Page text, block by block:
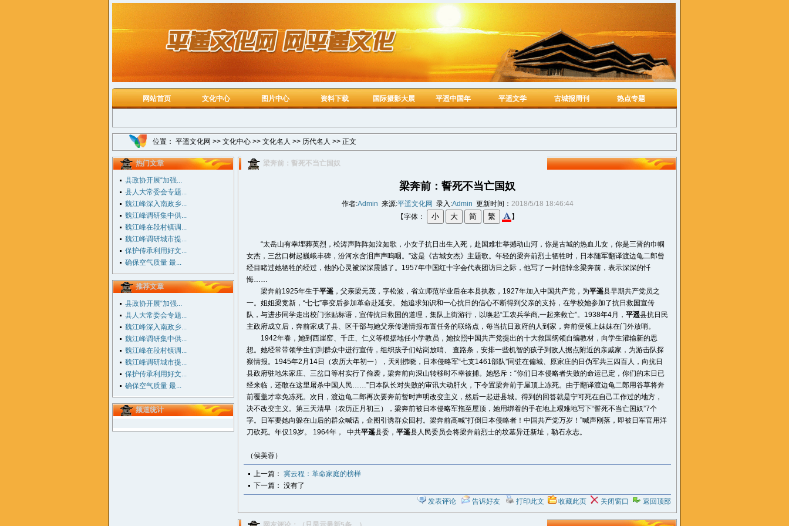
网站首页 文化中心 图片中心 资料下载 国际摄影大展 平遥中国年 平遥文学 古城报周刊 热点专题
位置： 平遥文化网 >> 文化中心 >> 文化名人 >> 历代名人 >> 正文
热门文章
县政协开展“加强...
县人大常委会专题...
魏江峰深入南政乡...
魏江峰调研集中供...
魏江峰在段村镇调...
魏江峰调研城市提...
保护传承利用好文...
确保空气质量 最...
推荐文章
县政协开展“加强...
县人大常委会专题...
魏江峰深入南政乡...
魏江峰调研集中供...
魏江峰在段村镇调...
魏江峰调研城市提...
保护传承利用好文...
确保空气质量 最...
频道统计
梁奔前：誓死不当亡国奴
梁奔前：誓死不当亡国奴
作者:Admin 来源:平遥文化网 录入:Admin 更新时间： 2018/5/18 18:46:44
【字体：
】
“太岳山有幸埋葬英烈，松涛声阵阵如泣如歌，小女子抗日出生入死，赴国难壮举撼动山河，你是古城的热血儿女，你是三晋的巾帼
女杰，三岔口树起巍峨丰碑，汾河水含泪声声呜咽。”这是《古城女杰》主题歌。年轻的梁奔前烈士牺牲时，日本随军翻译渡边龟二郎曾
经目睹过她牺牲的经过，他的心灵被深深震撼了。1957年中国红十字会代表团访日之际，他写了一封信悼念梁奔前，表示深深的忏
悔……
梁奔前1925年生于平遥 ，父亲梁元茂，字松波，省立师范毕业后在本县执教，1927年加入中国共产党，为平遥县早期共产党员之
一。姐姐梁竞新，“七七”事变后参加革命赴延安。 她追求知识和一心抗日的信心不断得到父亲的支持，在学校她参加了抗日救国宣传
队，与进步同学走出校门张贴标语，宣传抗日救国的道理，集队上街游行，以唤起“工农兵学商,一起来救亡”。1938年4月， 平遥县抗日民
主政府成立后，奔前家成了县、区干部与她父亲传递情报布置任务的联络点，每当抗日政府的人到家，奔前便领上妹妹在门外放哨。
1942年春，她到西崖窑、千庄、仁义等根据地任小学教员，她按照中国共产党提出的十大救国纲领自编教材，向学生灌输新的思
想。她经常带领学生们到群众中进行宣传，组织孩子们站岗放哨、 查路条，安排一些机智的孩子到敌人据点附近的亲戚家，为游击队探
察情报。1945年2月14日（农历大年初一），天刚拂晓，日本侵略军“七支1461部队”同驻在偏城、原家庄的日伪军共三四百人，向抗日
县政府驻地朱家庄、三岔口等村实行了偷袭，梁奔前向深山转移时不幸被捕。她怒斥：“你们日本侵略者失败的命运已定，你们的末日已
经来临，还敢在这里屠杀中国人民……”日本队长对失败的审讯大动肝火，下令置梁奔前于屋顶上冻死。由于翻译渡边龟二郎用谷草将奔
前覆盖才幸免冻死。次日，渡边龟二郎再次要奔前暂时声明改变主义，然后一起进县城。得到的回答就是宁可死在自己工作过的地方，
决不改变主义。第三天清早（农历正月初三），梁奔前被日本侵略军拖至屋顶，她用绑着的手在地上艰难地写下“誓死不当亡国奴”7个
字。日军要她向躲在山后的群众喊话，企图引诱群众回村。梁奔前高喊“打倒日本侵略者！中国共产党万岁！”喊声刚落，即被日军官用洋
刀砍死。年仅19岁。 1964年， 中共平遥县委， 平遥县人民委员会将梁奔前烈士的坟墓异迁新址，勒石永志。
（侯美蓉）
上一篇： 冀云程：革命家庭的榜样
下一篇： 没有了
发表评论
告诉好友 打印此文 收藏此页 关闭窗口 返回顶部